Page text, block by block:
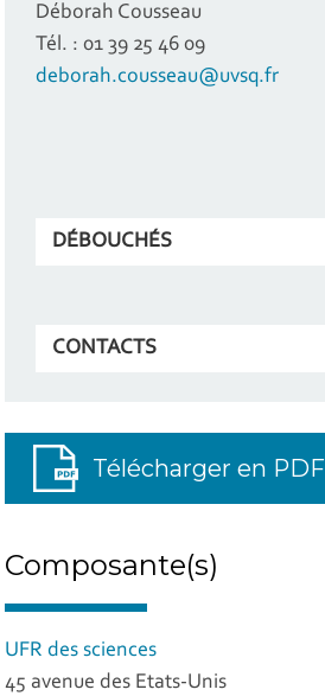
Déborah Cousseau
Tél. : 01 39 25 46 09
deborah.cousseau@uvsq.fr
DÉBOUCHÉS
CONTACTS
Télécharger en PDF
Composante(s)
UFR des sciences
45 avenue des Etats-Unis